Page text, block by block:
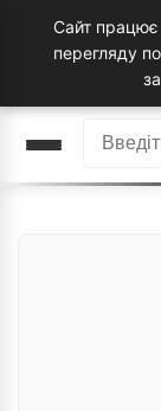
Сайт працює
перегляду